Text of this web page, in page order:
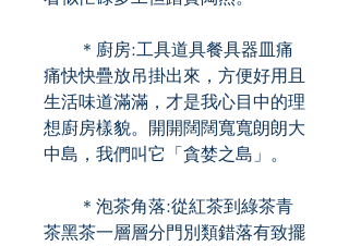
＊廚房:工具道具餐具器皿痛
痛快快疊放吊掛出來，方便好用且
生活味道滿滿，才是我心目中的理
想廚房樣貌。開開闊闊寬寬朗朗大
中島，我們叫它「貪婪之島」。
＊泡茶角落:從紅茶到綠茶青
茶黑茶一層層分門別類錯落有致擺